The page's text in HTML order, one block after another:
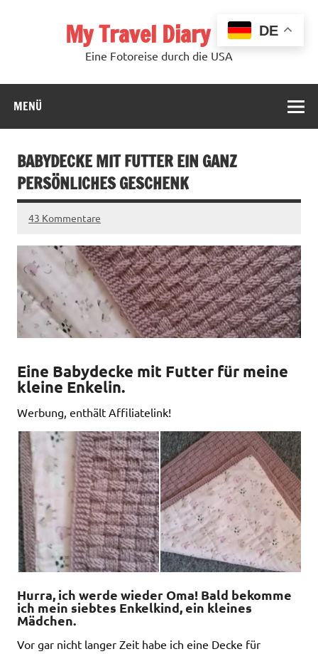
My Travel Diary USA
Eine Fotoreise durch die USA
MENÜ
BABYDECKE MIT FUTTER EIN GANZ
PERSÖNLICHES GESCHENK
43 Kommentare
Eine Babydecke mit Futter für meine
kleine Enkelin.
Werbung, enthält Affiliatelink!
Hurra, ich werde wieder Oma! Bald bekomme
ich mein siebtes Enkelkind, ein kleines
Mädchen.
Vor gar nicht langer Zeit habe ich eine Decke für
DE